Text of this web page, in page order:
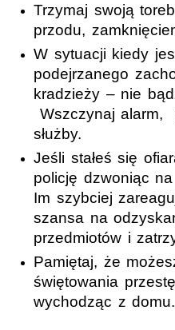
Trzymaj swoją
przodu,
W sytuacji kiedy
podejrzanego
kradzieży – nie
Wszczynaj alarm,
służby.
Jeśli stałeś się
policję dzwoniąc
Im szybciej
szansa na
przedmiotów i
Pamiętaj, że
świętowania
wychodząc z domu.